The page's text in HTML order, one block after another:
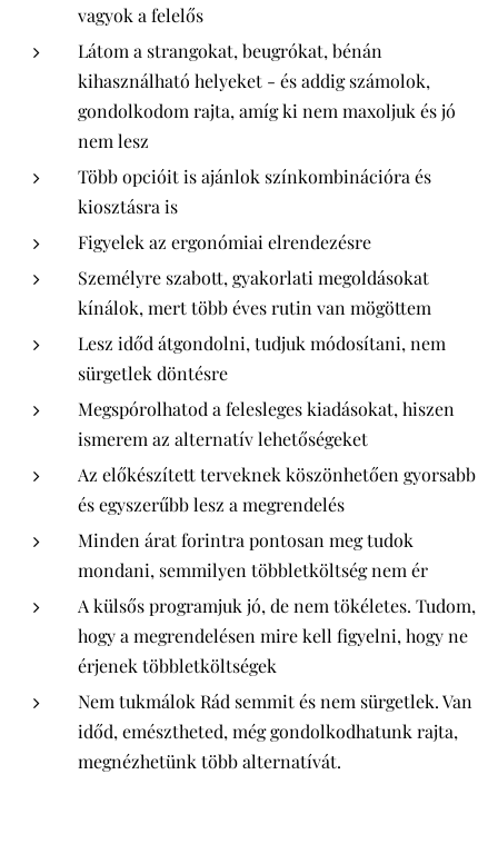
vagyok a felelős
Látom a strangokat, beugrókat, bénán
kihasználható helyeket - és addig számolok,
gondolkodom rajta, amíg ki nem maxoljuk és jó
nem lesz
Több opcióit is ajánlok színkombinációra és
kiosztásra is
Figyelek az ergonómiai elrendezésre
Személyre szabott, gyakorlati megoldásokat
kínálok, mert több éves rutin van mögöttem
Lesz időd átgondolni, tudjuk módosítani, nem
sürgetlek döntésre
Megspórolhatod a felesleges kiadásokat, hiszen
ismerem az alternatív lehetőségeket
Az előkészített terveknek köszönhetően gyorsabb
és egyszerűbb lesz a megrendelés
Minden árat forintra pontosan meg tudok
mondani, semmilyen többletköltség nem ér
A külsős programjuk jó, de nem tökéletes. Tudom,
hogy a megrendelésen mire kell figyelni, hogy ne
érjenek többletköltségek
Nem tukmálok Rád semmit és nem sürgetlek. Van
időd, emésztheted, még gondolkodhatunk rajta,
megnézhetünk több alternatívát.